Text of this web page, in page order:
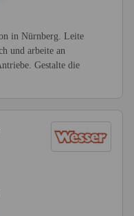
in Nürnberg. Leite
und arbeite an
Gestalte die